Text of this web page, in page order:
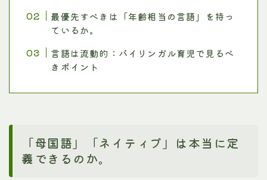
最優先すべきは「年齢相当の言語」を持っ
ているか。
言語は流動的：バイリンガル育児で見るべ
きポイント
「母国語」「ネイティブ」は本当に定
義できるのか。